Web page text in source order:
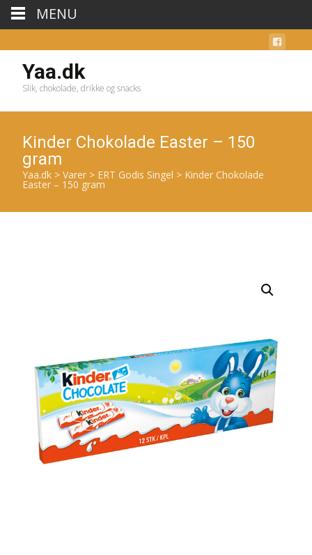
Yaa.dk
Slik, chokolade, drikke og snacks
Kinder Chokolade Easter – 150
gram
Yaa.dk > Varer > ERT Godis Singel > Kinder Chokolade
Easter – 150 gram
MENU